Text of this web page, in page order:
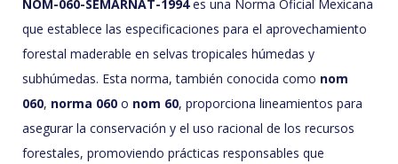
NOM-060-SEMARNAT-1994es una Norma Oficial Mexicana
que establece las especificaciones para el aprovechamiento
forestal maderable en selvas tropicales húmedas y
subhúmedas. Esta norma, también conocida como nom
060, norma 060 o nom 60, proporciona lineamientos para
asegurar la conservación y el uso racional de los recursos
forestales, promoviendo prácticas responsables que